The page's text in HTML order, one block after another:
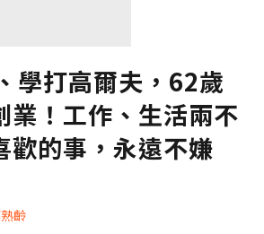
學打高爾夫，62歲
業！工作、生活兩不
歡的事，永遠不嫌
齡